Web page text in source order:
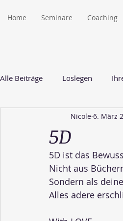
Home Seminare Coaching
Alle Beiträge Loslegen
5D
Nicole 6. März
5D ist das
Nicht aus
Sondern als
Alles adere